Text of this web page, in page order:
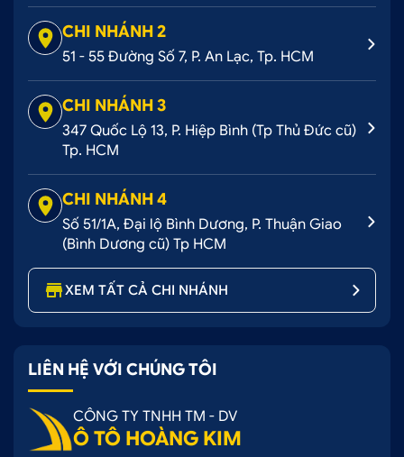
CHI NHÁNH 2
51 - 55 Đường Số 7, P. An Lạc, Tp. HCM
CHI NHÁNH 3
347 Quốc Lộ 13, P. Hiệp Bình (Tp Thủ Đức cũ)
Tp. HCM
CHI NHÁNH 4
Số 51/1A, Đại lộ Bình Dương, P. Thuận Giao
(Bình Dương cũ) Tp HCM
XEM TẤT CẢ CHI NHÁNH
LIÊN HỆ VỚI CHÚNG TÔI
CÔNG TY TNHH TM - DV
Ô TÔ HOÀNG KIM